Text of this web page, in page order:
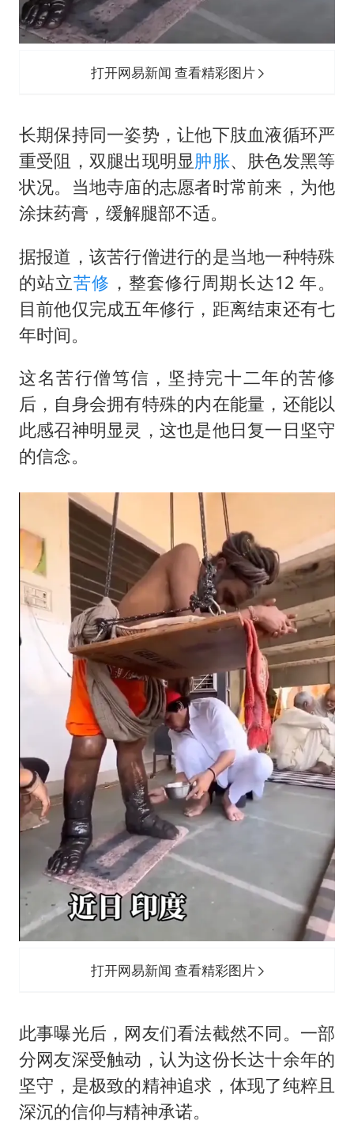
打开网易新闻 查看精彩图片
长期保持同一姿势，让他下肢血液循环严
重受阻，双腿出现明显肿胀、肤色发黑等
状况。当地寺庙的志愿者时常前来，为他
涂抹药膏，缓解腿部不适。
据报道，该苦行僧进行的是当地一种特殊
的站立苦修 ，整套修行周期长达12 年。
目前他仅完成五年修行，距离结束还有七
年时间。
这名苦行僧笃信，坚持完十二年的苦修
后，自身会拥有特殊的内在能量，还能以
此感召神明显灵，这也是他日复一日坚守
的信念。
打开网易新闻 查看精彩图片
此事曝光后，网友们看法截然不同。一部
分网友深受触动，认为这份长达十余年的
坚守，是极致的精神追求，体现了纯粹且
深沉的信仰与精神承诺。